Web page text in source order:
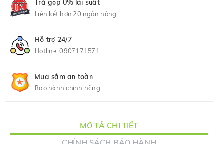
Trả góp 0% lãi suất
Liên kết hơn 20 ngân hàng
Hỗ trợ 24/7
Hotline:0907171571
Mua sắm an toàn
Bảo hành chính hãng
MÔ TẢ CHI TIẾT